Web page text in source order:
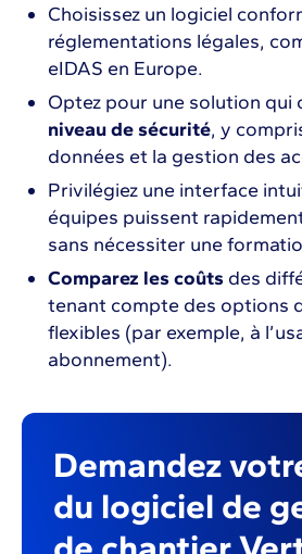
Choisissez un logiciel
réglementations légales,
eIDAS en Europe.
Optez pour une solution qui
niveau de sécurité, y
données et la gestion des
Privilégiez une interface
équipes puissent
sans nécessiter une
Comparez les coûts des
tenant compte des options
flexibles (par exemple, à
abonnement).
Demandez
du logiciel de